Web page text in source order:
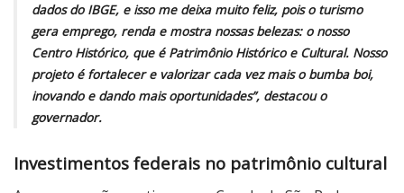
dados do IBGE, e isso me deixa muito feliz, pois o turismo
gera emprego, renda e mostra nossas belezas: o nosso
Centro Histórico, que é Patrimônio Histórico e Cultural. Nosso
projeto é fortalecer e valorizar cada vez mais o bumba boi,
inovando e dando mais oportunidades”, destacou o
governador.
Investimentos federais no patrimônio cultural